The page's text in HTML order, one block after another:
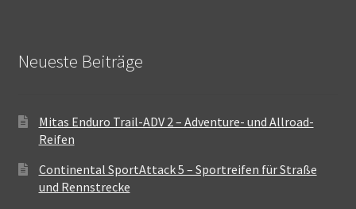
Neueste Beiträge
Mitas Enduro Trail-ADV 2 – Adventure- und Allroad-
Reifen
Continental SportAttack 5 – Sportreifen für Straße
und Rennstrecke